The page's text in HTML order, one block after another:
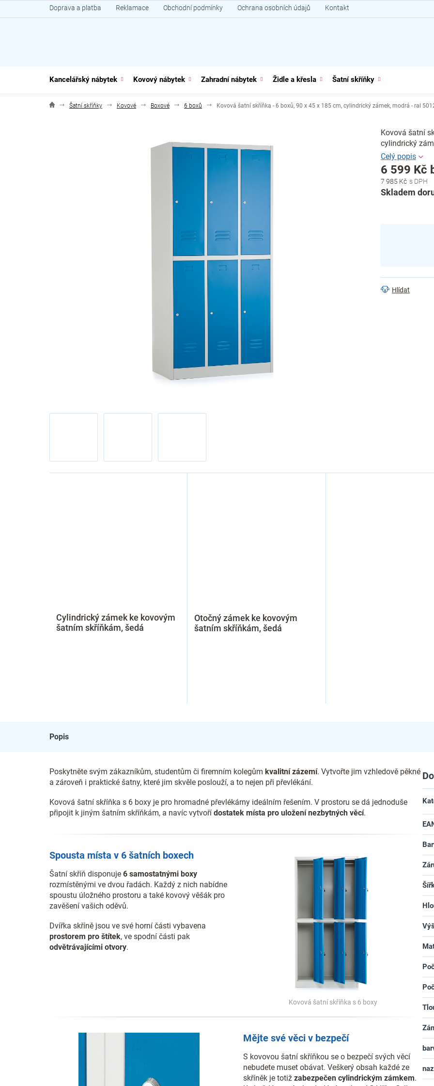
na
Doprava a platba Reklamace Obchodní podmínky Ochrana osobních údajů Kontakt
Kancelářský nábytek Kovový nábytek Zahradní nábytek Židle a křesla Šatní skříňky
Šatní skříňky Kovové Boxové 6 boxů Kovová šatní skříňka - 6 boxů, 90 x 45 x 185 cm, cylindrický zámek, modrá - ral
7 985 Kč
6 599 Kč
Měrná
cena:
Skladem
Kovová šatní
cylindrický
Hlídat
Cylindrický zámek ke kovovým
šatním skříňkám, šedá
Otočný zámek ke kovovým
šatním skříňkám, šedá
Popis
Poskytněte svým zákazníkům, studentům či firemním kolegům kvalitní zázemí. Vytvořte jim vzhledově pěkné
a zároveň i praktické šatny, které jim skvěle poslouží, a to nejen při převlékání.
Kovová šatní skříňka s 6 boxy je pro hromadné převlékárny ideálním řešením. V prostoru se dá jednoduše
připojit k jiným šatním skříňkám, a navíc vytvoří dostatek místa pro uložení nezbytných věcí.
Spousta místa v 6 šatních boxech
Šatní skříň disponuje 6 samostatnými boxy
rozmístěnými ve dvou řadách. Každý z nich nabídne
spoustu úložného prostoru a také kovový věšák pro
zavěšení vašich oděvů.
Dvířka skříně jsou ve své horní části vybavena
prostorem pro štítek, ve spodní části pak
odvětrávajícími otvory.
Kovová šatní skříňka s 6 boxy
Mějte své věci v bezpečí
S kovovou šatní skříňkou se o bezpečí svých věcí
nebudete muset obávat. Veškerý obsah každé ze
skříněk je totižzabezpečen cylindrickým zámkem.